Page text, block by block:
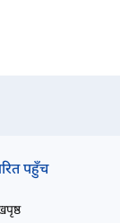
पहुँच